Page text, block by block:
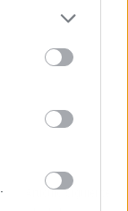
Artículo siguiente